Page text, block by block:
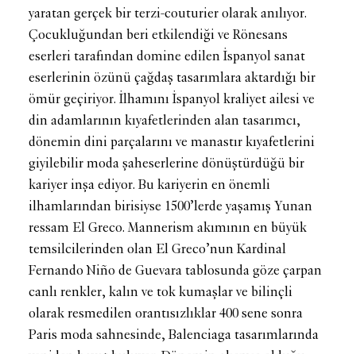
yaratan gerçek bir terzi-couturier olarak anılıyor.
Çocukluğundan beri etkilendiği ve Rönesans
eserleri tarafından domine edilen İspanyol sanat
eserlerinin özünü çağdaş tasarımlara aktardığı bir
ömür geçiriyor. İlhamını İspanyol kraliyet ailesi ve
din adamlarının kıyafetlerinden alan tasarımcı,
dönemin dini parçalarını ve manastır kıyafetlerini
giyilebilir moda şaheserlerine dönüştürdüğü bir
kariyer inşa ediyor. Bu kariyerin en önemli
ilhamlarından birisiyse 1500’lerde yaşamış Yunan
ressam El Greco. Mannerism akımının en büyük
temsilcilerinden olan El Greco’nun Kardinal
Fernando Niño de Guevara tablosunda göze çarpan
canlı renkler, kalın ve tok kumaşlar ve bilinçli
olarak resmedilen orantısızlıklar 400 sene sonra
Paris moda sahnesinde, Balenciaga tasarımlarında